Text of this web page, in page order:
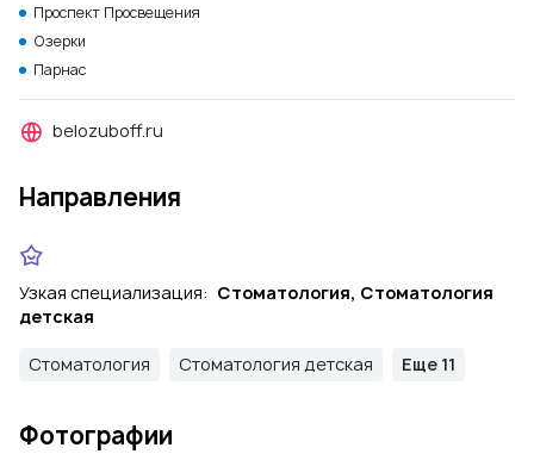
Проспект Просвещения
Озерки
Парнас
belozuboff.ru
Направления
Узкая специализация: Стоматология, Стоматология
детская
Стоматология Стоматология детская Еще 11
Фотографии